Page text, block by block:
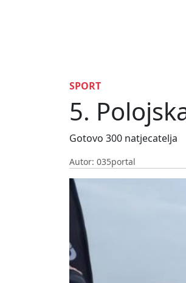
SPORT
5.
Gotovo 300 natjecatelja
Autor: 035portal